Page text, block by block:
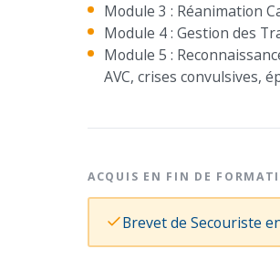
Module 3 : Réanimation
Module 4 : Gestion des
Module 5 :
AVC, crises convulsives,
ACQUIS EN FIN DE
Brevet de Secouriste